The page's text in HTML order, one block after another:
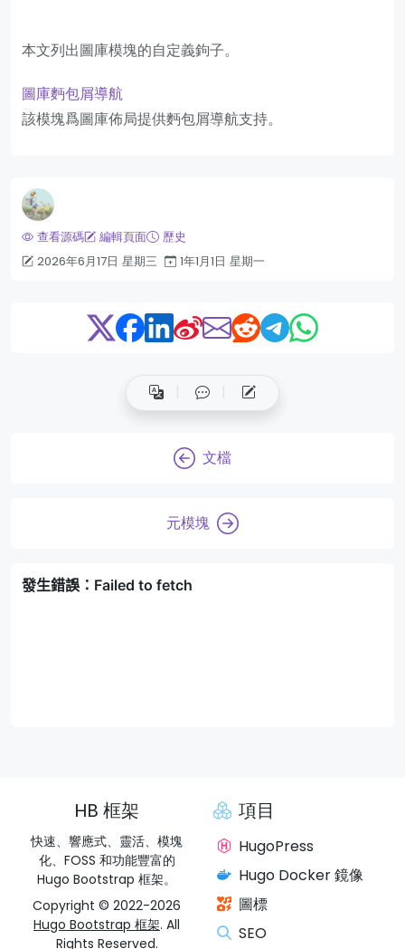
本文列出圖庫模塊的自定義鉤子。
圖庫麪包屑導航
該模塊爲圖庫佈局提供麪包屑導航支持。
查看源碼 編輯頁面
歷史
2026年6月17日 星期三
1年1月1日 星期一
文檔
元模塊
HB 框架
快速、響應式、靈活、模塊
化、FOSS 和功能豐富的
Hugo Bootstrap 框架。
Copyright © 2022-2026
Hugo Bootstrap 框架. All
Rights Reserved.
項目
HugoPress
Hugo Docker 鏡像
圖標
SEO